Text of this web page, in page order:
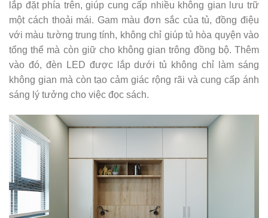
lắp đặt phía trên, giúp cung cấp nhiều không gian lưu trữ
một cách thoải mái. Gam màu đơn sắc của tủ, đồng điệu
với màu tường trung tính, không chỉ giúp tủ hòa quyện vào
tổng thể mà còn giữ cho không gian trông đồng bộ. Thêm
vào đó, đèn LED được lắp dưới tủ không chỉ làm sáng
không gian mà còn tạo cảm giác rộng rãi và cung cấp ánh
sáng lý tưởng cho việc đọc sách.